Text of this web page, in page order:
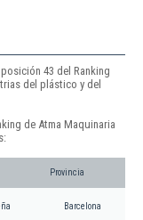
43 del Ranking
del plástico y del
de Atma Maquinaria
Provincia
Barcelona